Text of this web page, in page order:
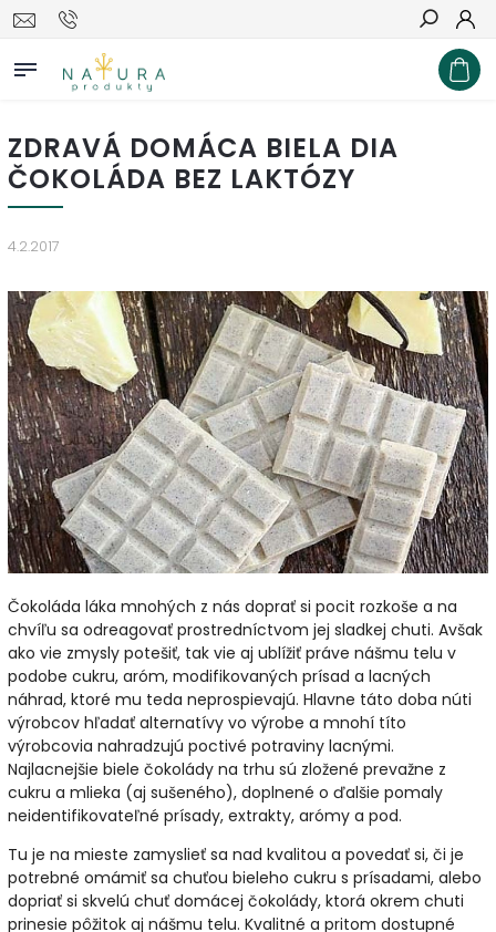
Hľadať
ZDRAVÁ DOMÁCA BIELA DIA
ČOKOLÁDA BEZ LAKTÓZY
4.2.2017
Čokoláda láka mnohých z nás doprať si pocit rozkoše a na
chvíľu sa odreagovať prostredníctvom jej sladkej chuti. Avšak
ako vie zmysly potešiť, tak vie aj ublížiť práve nášmu telu v
podobe cukru, aróm, modifikovaných prísad a lacných
náhrad, ktoré mu teda neprospievajú. Hlavne táto doba núti
výrobcov hľadať alternatívy vo výrobe a mnohí títo
výrobcovia nahradzujú poctivé potraviny lacnými.
Najlacnejšie biele čokolády na trhu sú zložené prevažne z
cukru a mlieka (aj sušeného), doplnené o ďalšie pomaly
neidentifikovateľné prísady, extrakty, arómy a pod.
Tu je na mieste zamyslieť sa nad kvalitou a povedať si, či je
potrebné omámiť sa chuťou bieleho cukru s prísadami, alebo
dopriať si skvelú chuť domácej čokolády, ktorá okrem chuti
prinesie pôžitok aj nášmu telu. Kvalitné a pritom dostupné